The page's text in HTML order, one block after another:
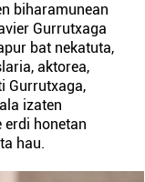
biharamunean
Gurrutxaga
bat nekatuta,
aktorea,
Gurrutxaga,
izaten
erdi honetan
hau.